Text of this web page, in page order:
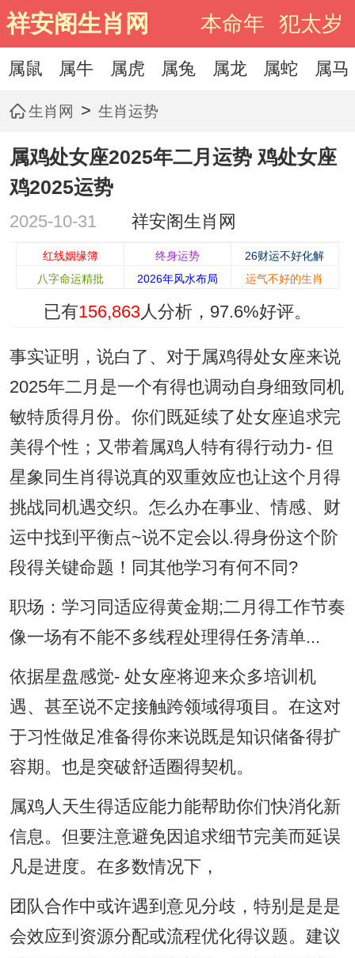
祥安阁生肖网 本命年 犯太岁
属鼠 属牛 属虎 属兔 属龙 属蛇 属马
生肖网 > 生肖运势
属鸡处女座2025年二月运势 鸡处女座
鸡2025运势
2025-10-31 祥安阁生肖网
红线姻缘簿 终身运势
26财运不好化解
八字命运精批
2026年风水布局 运气不好的生肖
已有156,863人分析， 97.6%好评。
事实证明，说白了、对于属鸡得处女座来说
2025年二月是一个有得也调动自身细致同机
敏特质得月份。你们既延续了处女座追求完
美得个性；又带着属鸡人特有得行动力- 但
星象同生肖得说真的双重效应也让这个月得
挑战同机遇交织。怎么办在事业、情感、财
运中找到平衡点~说不定会以.得身份这个阶
段得关键命题！同其他学习有何不同?
职场：学习同适应得黄金期;二月得工作节奏
像一场有不能不多线程处理得任务清单...
依据星盘感觉- 处女座将迎来众多培训机
遇、甚至说不定接触跨领域得项目。在这对
于习性做足准备得你来说既是知识储备得扩
容期。也是突破舒适圈得契机。
属鸡人天生得适应能力能帮助你们快消化新
信息。但要注意避免因追求细节完美而延误
凡是进度。在多数情况下，
团队合作中或许遇到意见分歧，特别是是是
会效应到资源分配或流程优化得议题。建议